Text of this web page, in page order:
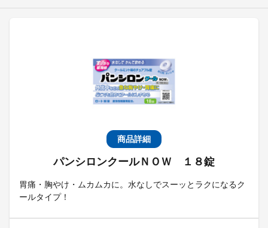
商品詳細
パンシロンクールＮＯＷ １８錠
胃痛・胸やけ・ムカムカに。水なしでスーッとラクになるク
ールタイプ！